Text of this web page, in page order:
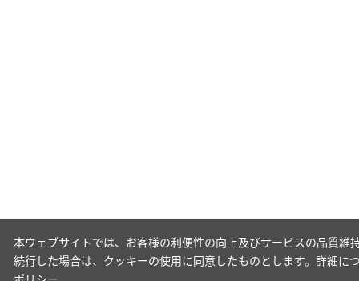
本ウェブサイトでは、お客様の利便性の向上及びサービスの品質
続行した場合は、クッキーの使用に同意したものとします。詳細